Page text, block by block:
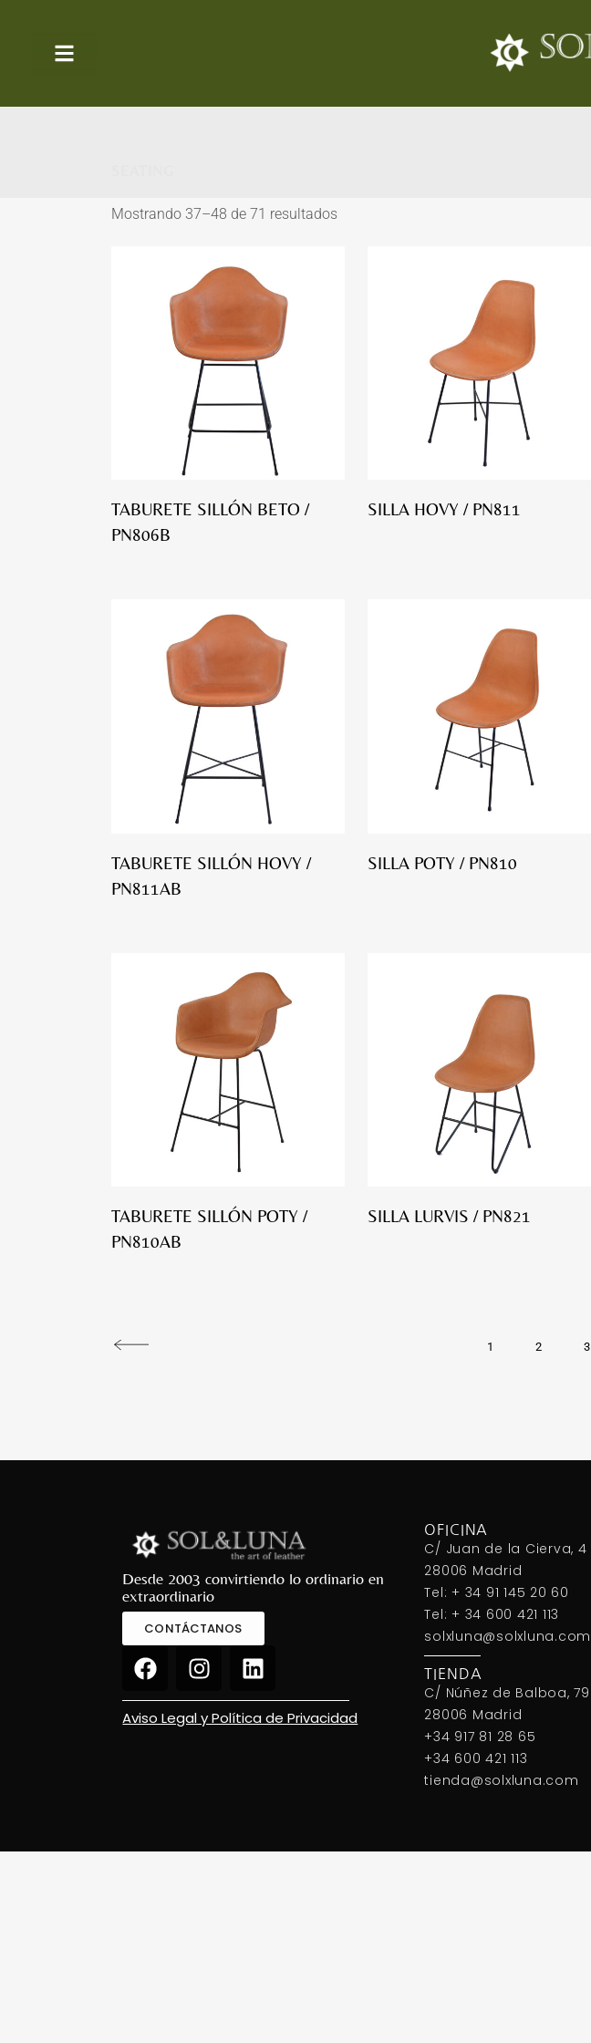
Mostrando 37–48 de 71 resultados
TABURETE SILLÓN BETO /
PN806B
SILLA HOVY / PN811
TABURETE SILLÓN HOVY /
PN811AB
SILLA POTY / PN810
TABURETE SILLÓN POTY /
PN810AB
SILLA LURVIS / PN821
1 2 3
Desde 2003 convirtiendo lo ordinario en
extraordinario
CONTÁCTANOS
Aviso Legal y Política de Privacidad
OFICINA
C/ Juan de la Cierva, 4
28006 Madrid
Tel: + 34 91 145 20 60
Tel: + 34 600 421 113
solxluna@solxluna.com
TIENDA
C/ Núñez de Balboa, 79
28006 Madrid
+34 917 81 28 65
+34 600 421 113
tienda@solxluna.com